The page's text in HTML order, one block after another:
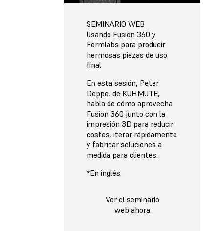
SEMINARIO WEB
Usando Fusion 360 y
Formlabs para producir
hermosas piezas de uso
final
En esta sesión, Peter
Deppe, de KUHMUTE,
habla de cómo aprovecha
Fusion 360 junto con la
impresión 3D para reducir
costes, iterar rápidamente
y fabricar soluciones a
medida para clientes.
*En inglés.
Ver el seminario
web ahora